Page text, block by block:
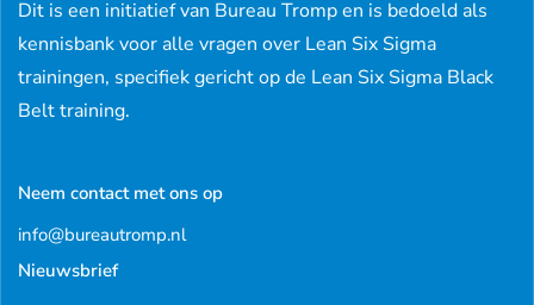
Dit is een initiatief van Bureau Tromp en is bedoeld als
kennisbank voor alle vragen over Lean Six Sigma
trainingen, specifiek gericht op de Lean Six Sigma Black
Belt training.
Neem contact met ons op
info@bureautromp.nl
Nieuwsbrief